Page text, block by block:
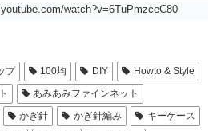
watch?v=6TuPmzceC80
プ 100均 DIY
Howto & Style
あみあみファインネット
かぎ針 かぎ針編み
キーケース